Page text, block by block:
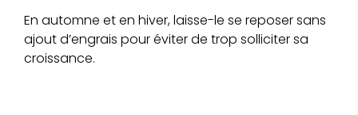
En automne et en hiver, laisse-le se reposer sans
ajout d’engrais pour éviter de trop solliciter sa
croissance.